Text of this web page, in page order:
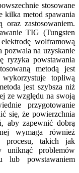
stosowane
kilka metod spawania
zastosowaniem.
TIG (Tungsten
wolframową
pozwala na uzyskanie
ryzyka powstawania
metodą jest
topliwą
jest szybsza niż
ze względu na swoją
przygotowanie
się, że powierzchnia
aby zapewnić dobrą
wymaga również
procesu, takich jak
uniknąć problemów
lub powstawaniem